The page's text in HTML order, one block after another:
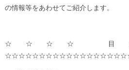
の情報等をあわせてご紹介します。
☆☆☆☆ 目次